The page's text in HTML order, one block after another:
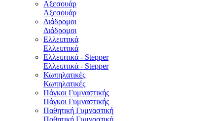
Αξεσουάρ
Αξεσουάρ
Διάδρομοι
Διάδρομοι
Ελλειπτικά
Ελλειπτικά
Ελλειπτικά - Stepper
Ελλειπτικά - Stepper
Κωπηλατικές
Κωπηλατικές
Πάγκοι Γυμναστικής
Πάγκοι Γυμναστικής
Παθητική Γυμναστική
Παθητική Γυμναστική